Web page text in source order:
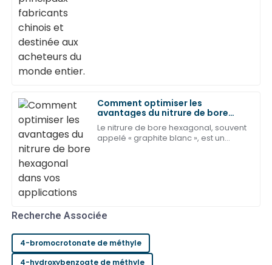
Comment optimiser les
avantages du nitrure de bore
hexagonal dans vos applications
Le nitrure de bore hexagonal, souvent
appelé « graphite blanc », est un
Qualité produit exceptionnelle et équipe d'assistance
dévouée. Je suis ravi de mon expérience !
05 Juin 2025
Qualité impressionnante ! Le service après-vente
était complet et attentionné.
20 Juin 2025
S
Sophia
excellent.
27 Juin 2025
Recherche Associée
4-bromocrotonate de méthyle
4-hydroxybenzoate de méthyle